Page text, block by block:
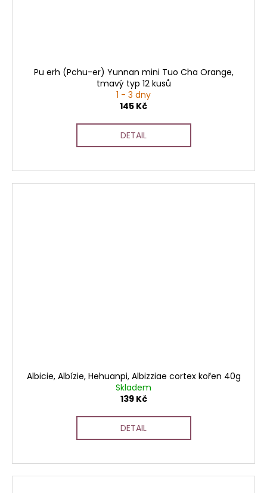
Pu erh (Pchu-er) Yunnan mini Tuo Cha Orange,
tmavý typ 12 kusů
1 - 3 dny
145 Kč
DETAIL
Albicie, Albízie, Hehuanpi, Albizziae cortex kořen 40g
Skladem
139 Kč
DETAIL